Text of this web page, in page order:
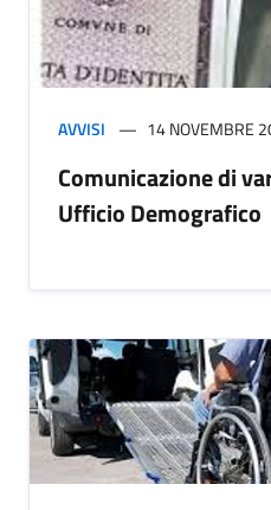
AVVISI 14 NOVEMBRE
Comunicazione di
Ufficio Demografico